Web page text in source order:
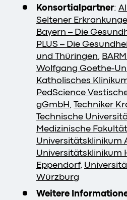
Konsortialpartner:
Seltener
Bayern – Die
PLUS – Die
und Thüringen,
Wolfgang Goethe-
Katholisches
PedScience
gGmbH, Techniker
Technische
Medizinische
Universitätsklinikum
Universitätsklinikum
Eppendorf,
Würzburg
Weitere